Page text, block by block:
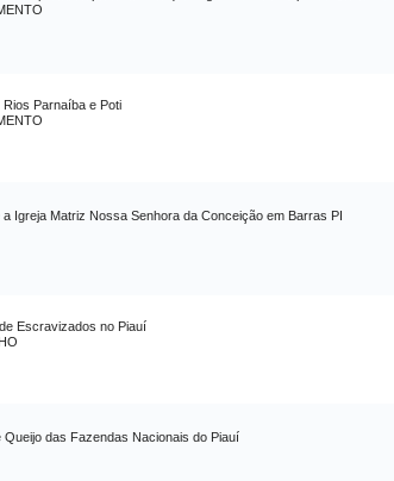
Parnaíba e Poti
Igreja Matriz Nossa Senhora da Conceição em Barras PI
Escravizados no Piauí
das Fazendas Nacionais do Piauí